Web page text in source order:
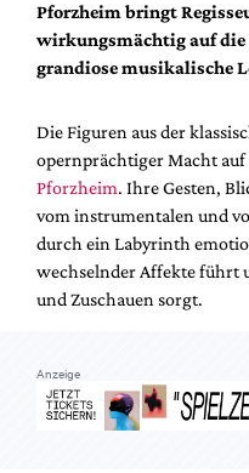
Podcast
Service
Newsletter
Redaktion
Autor:innen
Partner
Mediadaten
Pforzheim bringt
wirkungsmächtig auf die
grandiose musikalische
Die Figuren aus der
opernprächtiger Macht auf
Pforzheim. Ihre Gesten,
vom instrumentalen und
durch ein Labyrinth
wechselnder Affekte führt
und Zuschauen sorgt.
Anzeige